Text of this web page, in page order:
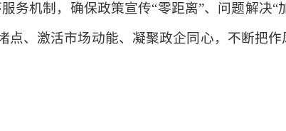
机制，确保政策宣传“零距离”、问题解决“
点、激活市场动能、凝聚政企同心，不断把